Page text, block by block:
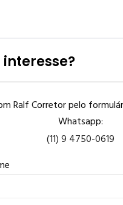
interesse?
Ralf Corretor pelo
Whatsapp:
(11) 9 4750-0619